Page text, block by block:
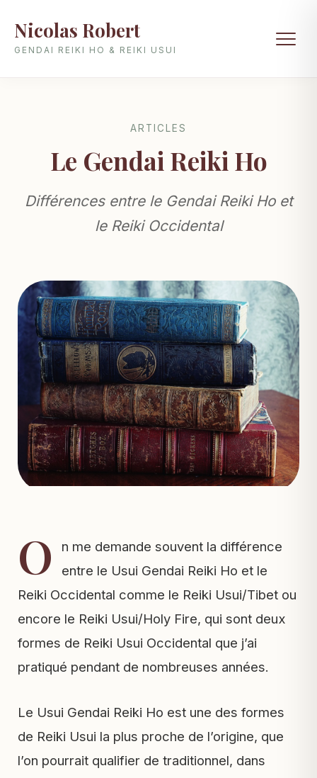
Nicolas Robert
GENDAI REIKI HO & REIKI USUI
ARTICLES
Le Gendai Reiki Ho
Différences entre le Gendai Reiki Ho et
le Reiki Occidental
O
n me demande souvent la différence
entre le Usui Gendai Reiki Ho et le
Reiki Occidental comme le Reiki Usui/Tibet ou
encore le Reiki Usui/Holy Fire, qui sont deux
formes de Reiki Usui Occidental que j’ai
pratiqué pendant de nombreuses années.
Le Usui Gendai Reiki Ho est une des formes
de Reiki Usui la plus proche de l’origine, que
l’on pourrait qualifier de traditionnel, dans